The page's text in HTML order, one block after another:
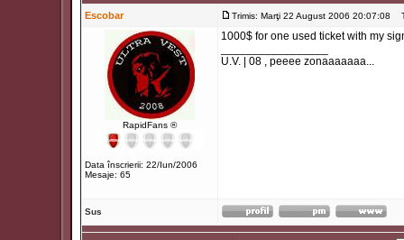
Escobar Trimis: Marţi 22 August 2006 20:07:08
RapidFans ®
Data înscrierii: 22/Iun/2006
Mesaje: 65
1000$ for one used ticket with my
U.V. | 08 , peeee zonaaaaaaa...
Sus